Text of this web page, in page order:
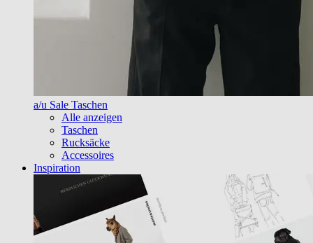
a/u Sale Taschen
Alle anzeigen
Taschen
Rucksäcke
Accessoires
Inspiration